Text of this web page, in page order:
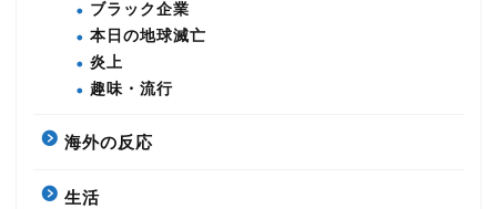
ブラック企業
本日の地球滅亡
炎上
趣味・流行
海外の反応
生活